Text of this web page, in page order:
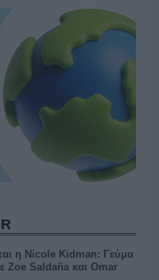
η Nicole Kidman: Γεύμα
Zoe Saldaña και Omar